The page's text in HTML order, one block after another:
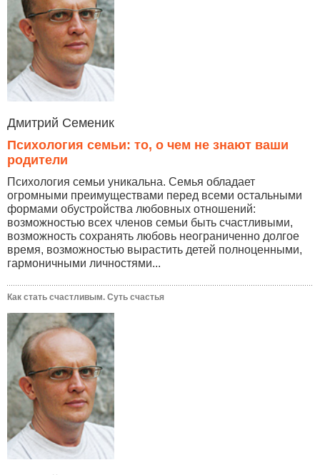
Дмитрий Семеник
Психология семьи: то, о чем не знают ваши
родители
Психология семьи уникальна. Семья обладает
огромными преимуществами перед всеми остальными
формами обустройства любовных отношений:
возможностью всех членов семьи быть счастливыми,
возможность сохранять любовь неограниченно долгое
время, возможностью вырастить детей полноценными,
гармоничными личностями...
Как стать счастливым. Суть счастья